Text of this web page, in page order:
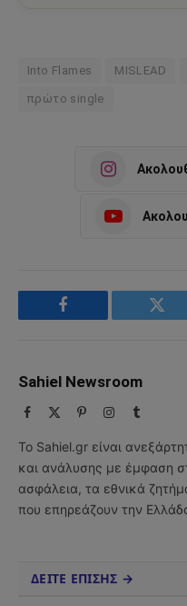
Into Flames MISLEAD
πρώτο single
Facebook
Sahiel Newsroom
Facebook PinterestInstagram
Tumblr
Το Sahiel.gr είναι
και ανάλυσης με έμφαση
ασφάλεια, τα εθνικά
που επηρεάζουν την
ΔΕΙΤΕ ΕΠΙΣΗΣ →